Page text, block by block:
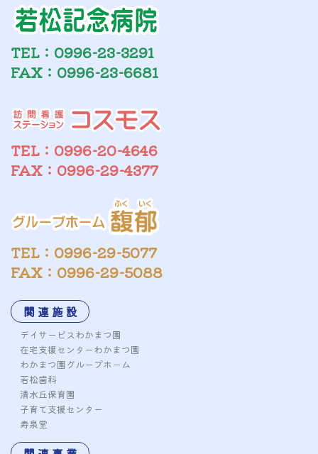
TEL：0996-23-3291
FAX：0996-23-6681
TEL：0996-20-4646
FAX：0996-29-4377
TEL：0996-29-5077
FAX：0996-29-5088
関 連 施 設
デイサービスわかまつ園
在宅支援センターわかまつ園
わかまつ園グループホーム
若松歯科
清水丘保育園
子育て支援センター
寿泉堂